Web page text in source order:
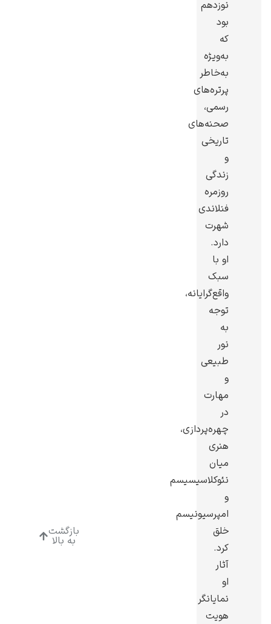
ادگار دگا
نوزدهم
بود
که
به‌ویژه
به‌خاطر
پرتره‌های
رسمی،
صحنه‌های
تاریخی
و
زندگی
روزمره
فنلاندی
شهرت
دارد.
او با
سبک
واقع‌گرایانه،
توجه
به
نور
طبیعی
و
مهارت
در
چهره‌پردازی،
هنری
میان
نئوکلاسیسیسم
و
امپرسیونیسم
خلق
کرد.
آثار
او
نمایانگر
هویت
بازگشت
به بالا